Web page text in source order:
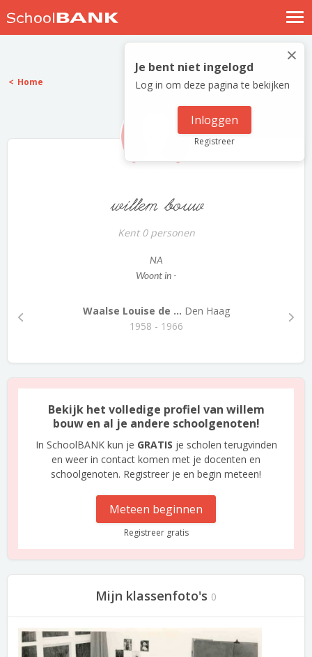
Nostalgische verhalen
Log in
Meld je gratis aan
×
Je bent niet ingelogd
Log in om deze pagina te bekijken
Inloggen
Registreer
Home
willem bouw
Kent 0 personen
NA
Woont in -
Waalse Louise de ... Den Haag
1958 - 1966
Bekijk het volledige profiel van willem
bouw en al je andere schoolgenoten!
In SchoolBANK kun je GRATIS je scholen terugvinden
en weer in contact komen met je docenten en
schoolgenoten. Registreer je en begin meteen!
Meteen beginnen
Registreer gratis
Mijn klassenfoto's 0